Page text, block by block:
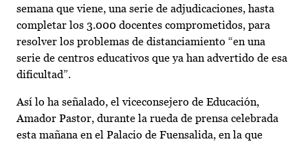
semana que viene, una serie de adjudicaciones, hasta
completar los 3.000 docentes comprometidos, para
resolver los problemas de distanciamiento “en una
serie de centros educativos que ya han advertido de esa
dificultad”.
Así lo ha señalado, el viceconsejero de Educación,
Amador Pastor, durante la rueda de prensa celebrada
esta mañana en el Palacio de Fuensalida, en la que